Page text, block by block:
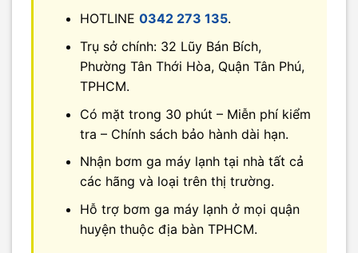
HOTLINE 0342 273 135.
Trụ sở chính: 32 Lũy Bán Bích,
Phường Tân Thới Hòa, Quận Tân Phú,
TPHCM.
Có mặt trong 30 phút – Miễn phí kiểm
tra – Chính sách bảo hành dài hạn.
Nhận bơm ga máy lạnh tại nhà tất cả
các hãng và loại trên thị trường.
Hỗ trợ bơm ga máy lạnh ở mọi quận
huyện thuộc địa bàn TPHCM.